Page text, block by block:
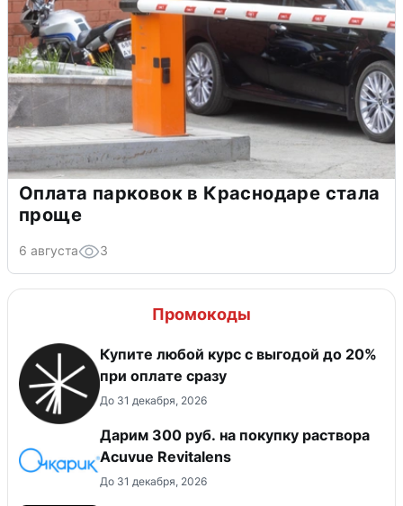
Оплата парковок в Краснодаре стала
проще
6 августа 3
Промокоды
Купите любой курс с выгодой до 20%
при оплате сразу
До 31 декабря, 2026
Дарим 300 руб. на покупку раствора
Acuvue Revitalens
До 31 декабря, 2026